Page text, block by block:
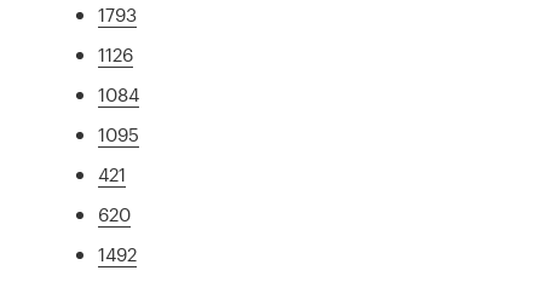
1793
1126
1084
1095
421
620
1492